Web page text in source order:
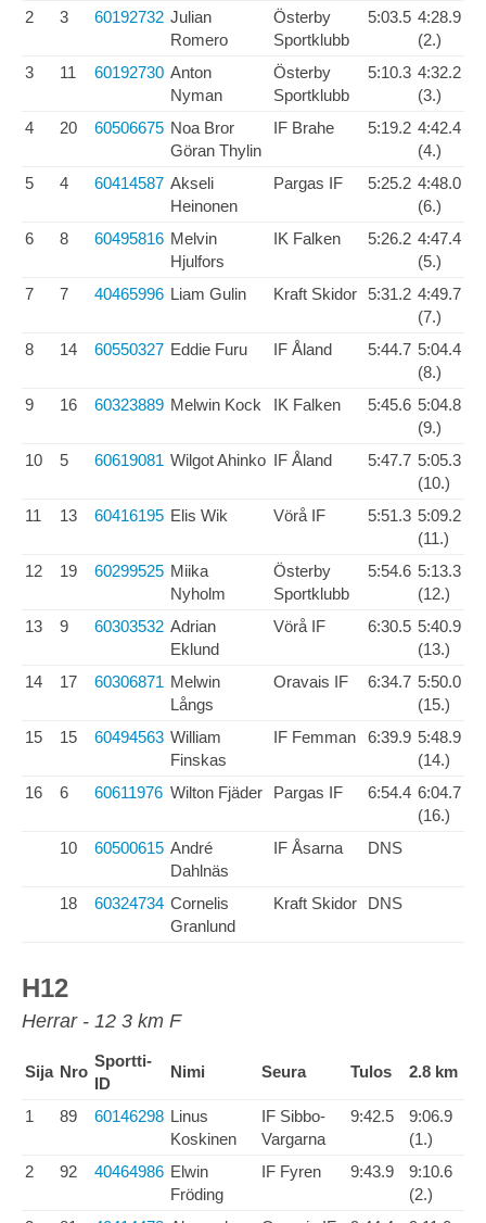
2
3 60192732 Julian
Romero
Österby
Sportklubb
5:03.5 4:28.9
(2.)
3
11 60192730 Anton
Nyman
Österby
Sportklubb
5:10.3 4:32.2
(3.)
4
20 60506675 Noa Bror
Göran Thylin
IF Brahe 5:19.2 4:42.4
(4.)
5
4 60414587 Akseli
Heinonen
Pargas IF 5:25.2 4:48.0
(6.)
6
8 60495816 Melvin
Hjulfors
IK Falken 5:26.2 4:47.4
(5.)
7
7 40465996 Liam Gulin Kraft Skidor 5:31.2 4:49.7
(7.)
8
14 60550327 Eddie Furu IF Åland 5:44.7 5:04.4
(8.)
9
16 60323889 Melwin Kock IK Falken 5:45.6 5:04.8
(9.)
10
5 60619081 Wilgot Ahinko IF Åland 5:47.7 5:05.3
(10.)
11
13 60416195 Elis Wik Vörå IF 5:51.3 5:09.2
(11.)
12
19 60299525 Miika
Nyholm
Österby
Sportklubb
5:54.6 5:13.3
(12.)
13
9 60303532 Adrian
Eklund
Vörå IF 6:30.5 5:40.9
(13.)
14
17 60306871 Melwin
Långs
Oravais IF 6:34.7 5:50.0
(15.)
15
15 60494563 William
Finskas
IF Femman 6:39.9 5:48.9
(14.)
16
6 60611976 Wilton Fjäder Pargas IF 6:54.4 6:04.7
(16.)
10
60500615 André
Dahlnäs
IF Åsarna DNS
18 60324734 Cornelis
Granlund
Kraft Skidor DNS
H12
Herrar - 12 3 km F
Sija Nro
Sportti-
ID
Nimi Seura Tulos 2.8 km
1 89 60146298 Linus
Koskinen
IF Sibbo-
Vargarna
9:42.5
9:06.9
(1.)
2
92 40464986 Elwin
Fröding
IF Fyren 9:43.9
9:10.6
(2.)